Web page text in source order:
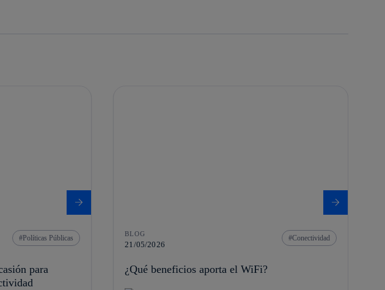
Políticas Públicas
para
BLOG
21/05/2026
Conectividad
¿Qué beneficios aporta el WiFi?